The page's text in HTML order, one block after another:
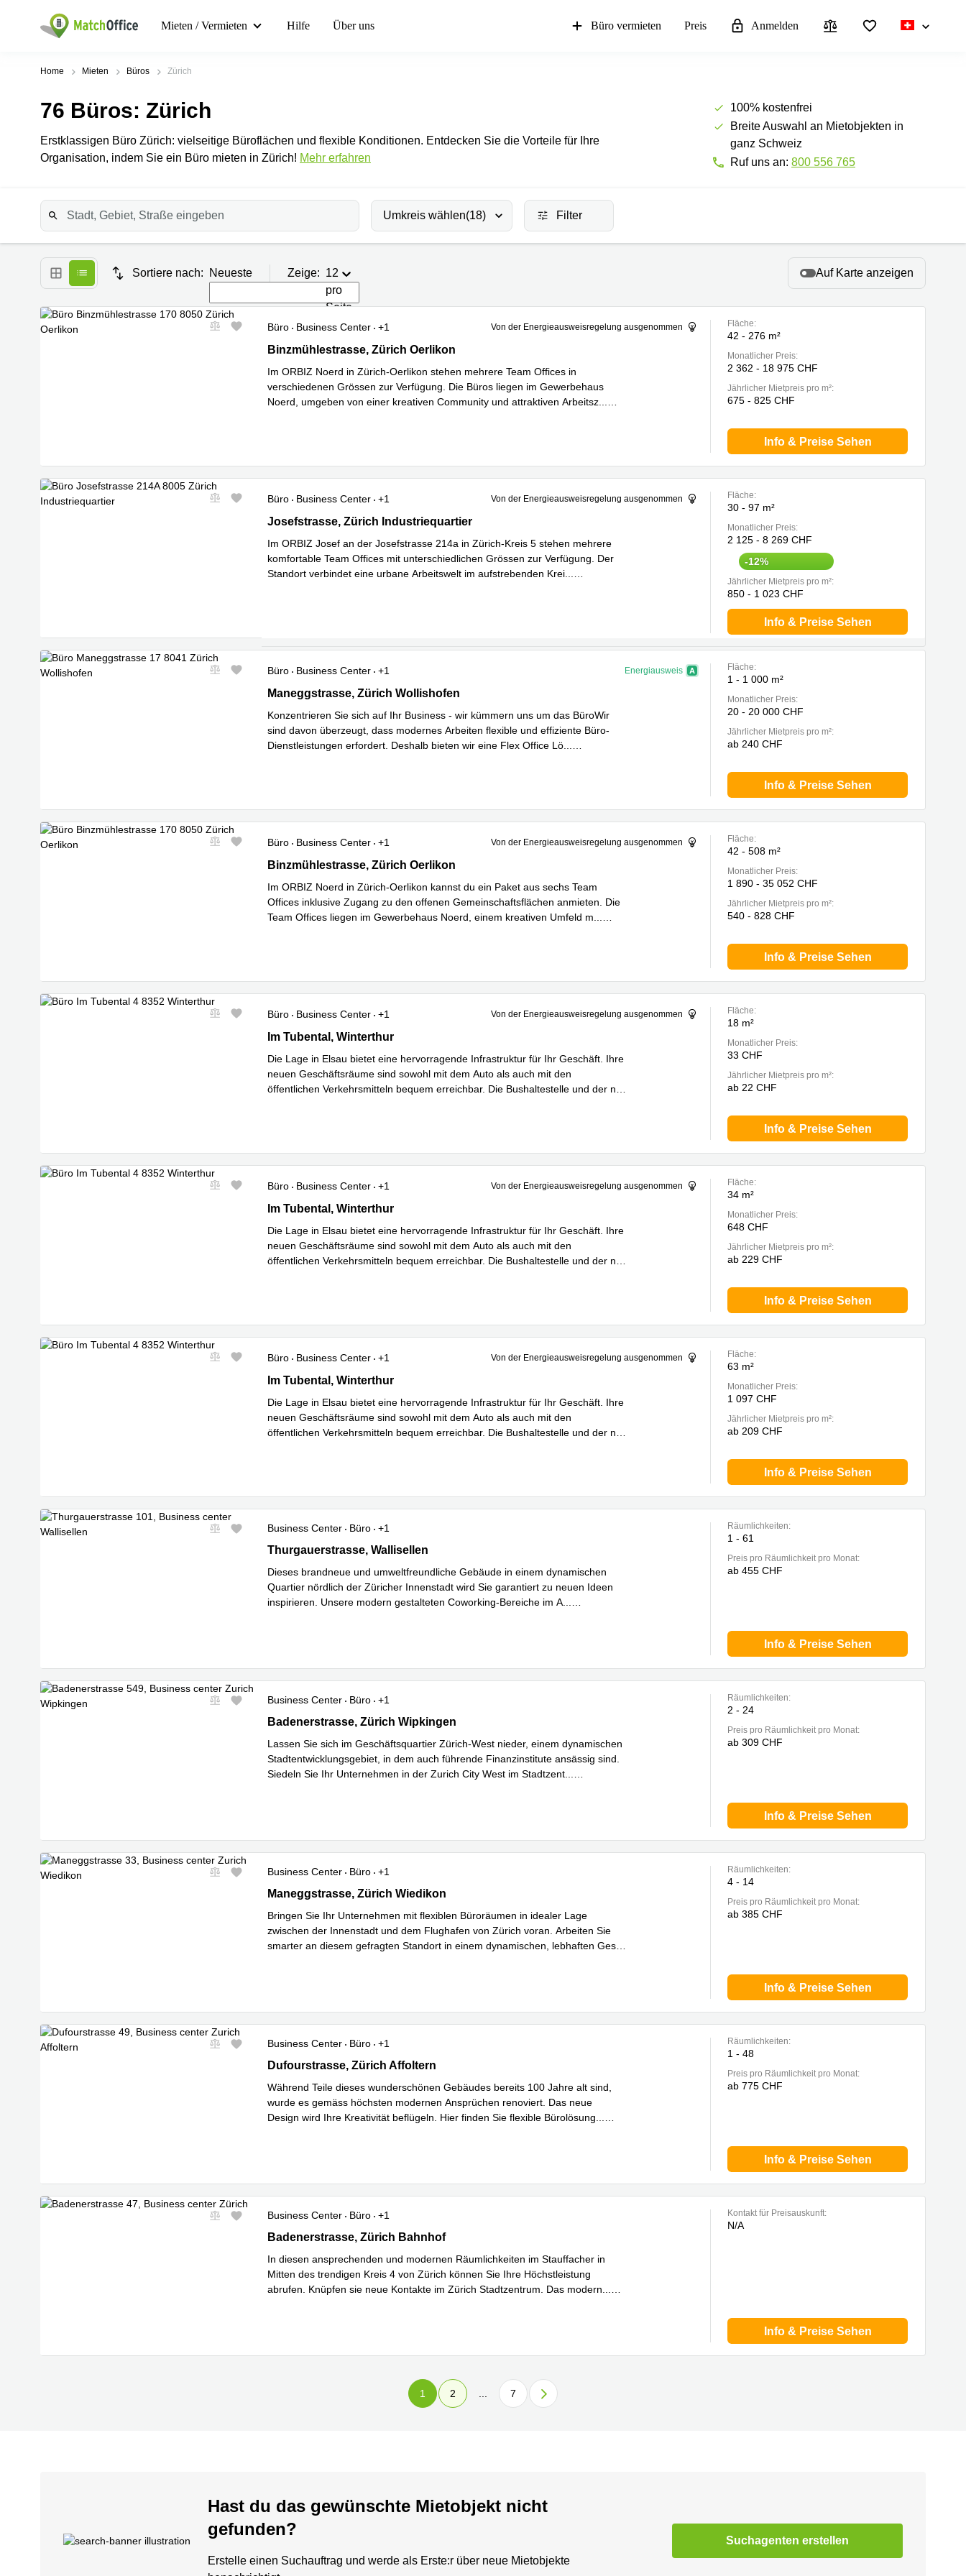
Mieten / Vermieten Hilfe Über uns Büro vermieten Preis Anmelden
Home Mieten Büros Zürich
76 Büros: Zürich
Erstklassigen Büro Zürich: vielseitige Büroflächen und flexible Konditionen. Entdecken Sie die Vorteile für Ihre
Organisation, indem Sie ein Büro mieten in Zürich! Mehr erfahren
100% kostenfrei
Breite Auswahl an Mietobjekten in
ganz Schweiz
Ruf uns an: 800 556 765
Umkreis wählen(18) Filter
Sortiere nach: Neueste Zeige: 12
pro
Seite
Auf Karte anzeigen
Büro Business Center +1 Von der Energieausweisregelung ausgenommen
Binzmühlestrasse 170, Zürich Oerlikon
Binzmühlestrasse, Zürich Oerlikon
Im ORBIZ Noerd in Zürich‑Oerlikon stehen mehrere Team Offices in
verschiedenen Grössen zur Verfügung. Die Büros liegen im Gewerbehaus
Noerd, umgeben von einer kreativen Community und attraktiven Arbeitsz
Fläche:
42 - 276 m²
Monatlicher Preis:
2 362 - 18 975 CHF
Jährlicher Mietpreis pro m²:
675 - 825 CHF
Info & Preise Sehen
Büro Business Center +1 Von der Energieausweisregelung ausgenommen
Josefstrasse 214A, Zürich Industriequartier
Josefstrasse, Zürich Industriequartier
Im ORBIZ Josef an der Josefstrasse 214a in Zürich‑Kreis 5 stehen mehrere
komfortable Team Offices mit unterschiedlichen Grössen zur Verfügung. Der
Standort verbindet eine urbane Arbeitswelt im aufstrebenden Krei
Fläche:
30 - 97 m²
Monatlicher Preis:
2 125 - 8 269 CHF
-12%
Jährlicher Mietpreis pro m²:
850 - 1 023 CHF
Info & Preise Sehen
Büro Business Center +1 Energiausweis
Maneggstrasse 17, Zürich Wollishofen
Maneggstrasse, Zürich Wollishofen
Konzentrieren Sie sich auf Ihr Business - wir kümmern uns um das BüroWir
sind davon überzeugt, dass modernes Arbeiten flexible und effiziente Büro-
Dienstleistungen erfordert. Deshalb bieten wir eine Flex Office Lö
Fläche:
1 - 1 000 m²
Monatlicher Preis:
20 - 20 000 CHF
Jährlicher Mietpreis pro m²:
ab 240 CHF
Info & Preise Sehen
Büro Business Center +1 Von der Energieausweisregelung ausgenommen
Binzmühlestrasse 170, Zürich Oerlikon
Binzmühlestrasse, Zürich Oerlikon
Im ORBIZ Noerd in Zürich‑Oerlikon kannst du ein Paket aus sechs Team
Offices inklusive Zugang zu den offenen Gemeinschaftsflächen anmieten. Die
Team Offices liegen im Gewerbehaus Noerd, einem kreativen Umfeld m
Fläche:
42 - 508 m²
Monatlicher Preis:
1 890 - 35 052 CHF
Jährlicher Mietpreis pro m²:
540 - 828 CHF
Info & Preise Sehen
Büro Business Center +1 Von der Energieausweisregelung ausgenommen
Im Tubental 4, Winterthur
Im Tubental, Winterthur
Die Lage in Elsau bietet eine hervorragende Infrastruktur für Ihr Geschäft. Ihre
neuen Geschäftsräume sind sowohl mit dem Auto als auch mit den
öffentlichen Verkehrsmitteln bequem erreichbar. Die Bushaltestelle und der n
Fläche:
18 m²
Monatlicher Preis:
33 CHF
Jährlicher Mietpreis pro m²:
ab 22 CHF
Info & Preise Sehen
Büro Business Center +1 Von der Energieausweisregelung ausgenommen
Im Tubental 4, Winterthur
Im Tubental, Winterthur
Die Lage in Elsau bietet eine hervorragende Infrastruktur für Ihr Geschäft. Ihre
neuen Geschäftsräume sind sowohl mit dem Auto als auch mit den
öffentlichen Verkehrsmitteln bequem erreichbar. Die Bushaltestelle und der n
Fläche:
34 m²
Monatlicher Preis:
648 CHF
Jährlicher Mietpreis pro m²:
ab 229 CHF
Info & Preise Sehen
Büro Business Center +1 Von der Energieausweisregelung ausgenommen
Im Tubental 4, Winterthur
Im Tubental, Winterthur
Die Lage in Elsau bietet eine hervorragende Infrastruktur für Ihr Geschäft. Ihre
neuen Geschäftsräume sind sowohl mit dem Auto als auch mit den
öffentlichen Verkehrsmitteln bequem erreichbar. Die Bushaltestelle und der n
Fläche:
63 m²
Monatlicher Preis:
1 097 CHF
Jährlicher Mietpreis pro m²:
ab 209 CHF
Info & Preise Sehen
Business Center Büro
+1
Thurgauerstrasse 101,Glattpark,(Opfikon), Wallisellen
Thurgauerstrasse, Wallisellen
Dieses brandneue und umweltfreundliche Gebäude in einem dynamischen
Quartier nördlich der Züricher Innenstadt wird Sie garantiert zu neuen Ideen
inspirieren. Unsere modern gestalteten Coworking-Bereiche im A
Räumlichkeiten:
1 - 61
Preis pro Räumlichkeit pro Monat:
ab 455 CHF
Info & Preise Sehen
Business Center Büro
+1
Badenerstrasse 549,1. und 3. Stock, Zürich Wipkingen
Badenerstrasse, Zürich Wipkingen
Lassen Sie sich im Geschäftsquartier Zürich-West nieder, einem dynamischen
Stadtentwicklungsgebiet, in dem auch führende Finanzinstitute ansässig sind.
Siedeln Sie Ihr Unternehmen in der Zurich City West im Stadtzent
Räumlichkeiten:
2 - 24
Preis pro Räumlichkeit pro Monat:
ab 309 CHF
Info & Preise Sehen
Business Center Büro
+1
Maneggstrasse 33, Pergamin II,Greencity, Zürich Wiedikon
Maneggstrasse, Zürich Wiedikon
Bringen Sie Ihr Unternehmen mit flexiblen Büroräumen in idealer Lage
zwischen der Innenstadt und dem Flughafen von Zürich voran. Arbeiten Sie
smarter an diesem gefragten Standort in einem dynamischen, lebhaften Ges
Räumlichkeiten:
4 - 14
Preis pro Räumlichkeit pro Monat:
ab 385 CHF
Info & Preise Sehen
Business Center Büro
+1
Dufourstrasse 49,Seefeld, Zürich Affoltern
Dufourstrasse, Zürich Affoltern
Während Teile dieses wunderschönen Gebäudes bereits 100 Jahre alt sind,
wurde es gemäss höchsten modernen Ansprüchen renoviert. Das neue
Design wird Ihre Kreativität beflügeln. Hier finden Sie flexible Bürolösung
Räumlichkeiten:
1 - 48
Preis pro Räumlichkeit pro Monat:
ab 775 CHF
Info & Preise Sehen
Business Center Büro
+1
Badenerstrasse 47,Stauffacher, 2. und 4. Stock, Zürich Bahnhof
Badenerstrasse, Zürich Bahnhof
In diesen ansprechenden und modernen Räumlichkeiten im Stauffacher in
Mitten des trendigen Kreis 4 von Zürich können Sie Ihre Höchstleistung
abrufen. Knüpfen sie neue Kontakte im Zürich Stadtzentrum. Das modern
Kontakt für Preisauskunft:
N/A
Info & Preise Sehen
1 2 7
Hast du das gewünschte Mietobjekt nicht
gefunden?
Erstelle einen Suchauftrag und werde als Erste:r über neue Mietobjekte
Suchagenten erstellen